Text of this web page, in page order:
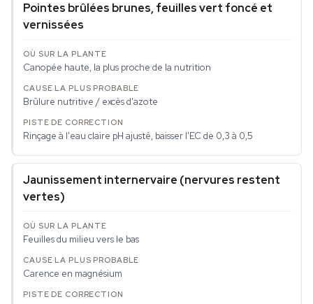
Pointes brûlées brunes, feuilles vert foncé et
vernissées
Canopée haute, la plus proche de la nutrition
Brûlure nutritive / excès d'azote
Rinçage à l'eau claire pH ajusté, baisser l'EC de 0,3 à 0,5
Jaunissement internervaire (nervures restent
vertes)
Feuilles du milieu vers le bas
Carence en magnésium